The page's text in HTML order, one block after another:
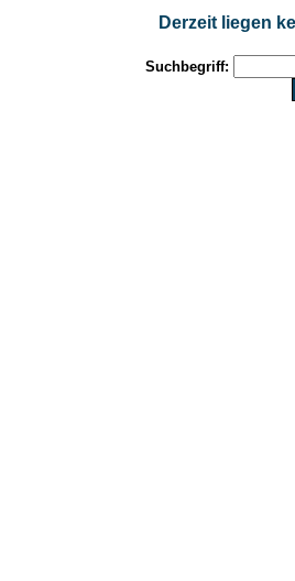
Derzeit liegen
Suchbegriff: